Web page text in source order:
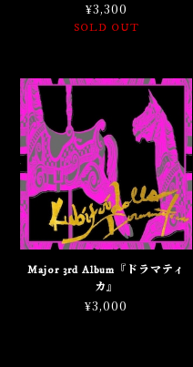
¥3,300
SOLD OUT
Major 3rd Album『ドラマティ
カ』
¥3,000